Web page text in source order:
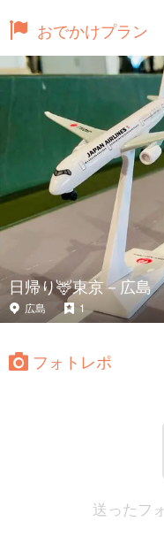
おでかけプラン
日帰り🦌東京－広島
広島 1
フォトレポ
送ったフ